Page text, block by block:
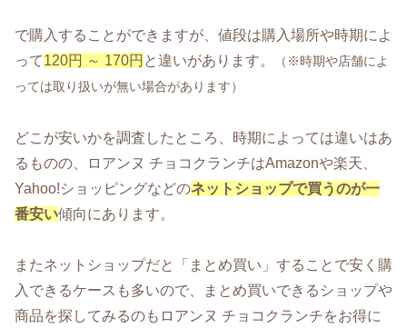
で購入することができますが、値段は購入場所や時期によ
って120円 ～ 170円 と違いがあります。
（※時期や店舗によ
っては取り扱いが無い場合があります）
どこが安いかを調査したところ、時期によっては違いはあ
るものの、ロアンヌ チョコクランチはAmazonや楽天、
Yahoo!ショッピングなどのネットショップで買うのが一
番安い傾向にあります。
またネットショップだと「まとめ買い」することで安く購
入できるケースも多いので、まとめ買いできるショップや
商品を探してみるのもロアンヌ チョコクランチをお得に